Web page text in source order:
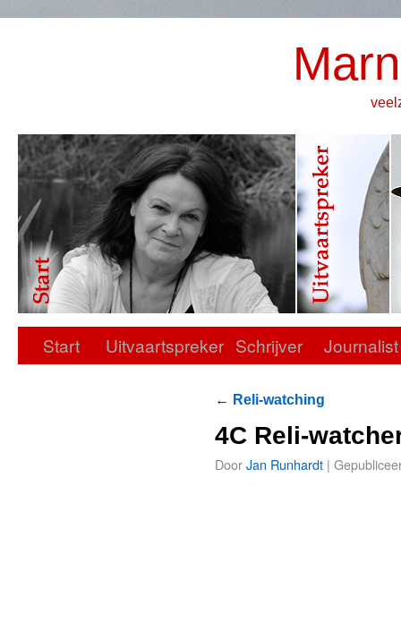
Start Uitvaartspreker Schrijver Journalist
← Reli-watching
4C Reli-
DoorJan Runhardt |